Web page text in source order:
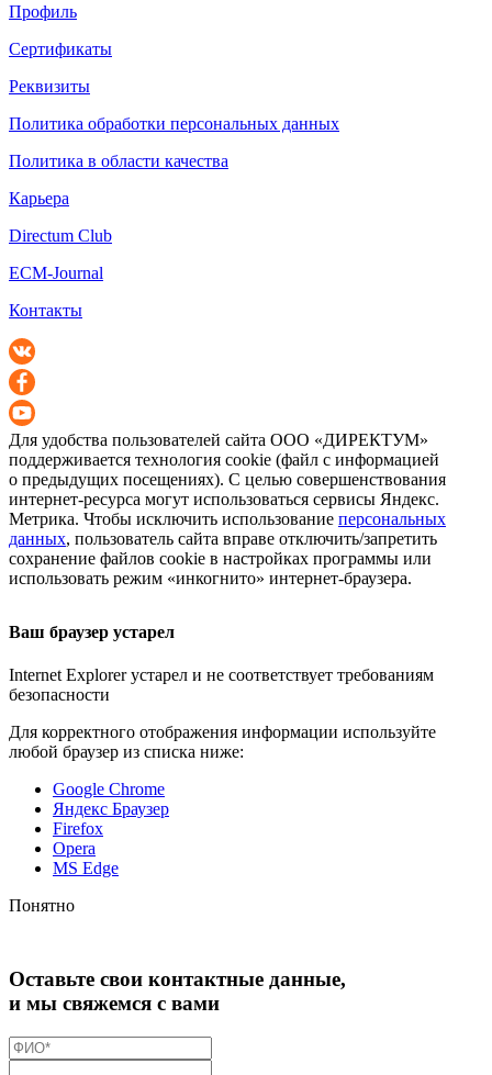
Профиль
Сертификаты
Реквизиты
Политика обработки персональных данных
Политика в области качества
Карьера
Directum Club
ECM-Journal
Контакты
Для удобства пользователей сайта ООО «ДИРЕКТУМ»
поддерживается технология cookie (файл с информацией
о предыдущих посещениях). С целью совершенствования
интернет-ресурса могут использоваться сервисы Яндекс.
Метрика. Чтобы исключить использование персональных
данных, пользователь сайта вправе отключить/запретить
сохранение файлов cookie в настройках программы или
использовать режим «инкогнито» интернет-браузера.
Ваш браузер устарел
Internet Explorer устарел и не соответствует требованиям
безопасности
Для корректного отображения информации используйте
любой браузер из списка ниже:
Google Chrome
Яндекс Браузер
Firefox
Opera
MS Edge
Понятно
Оставьте свои контактные данные,
и мы свяжемся с вами